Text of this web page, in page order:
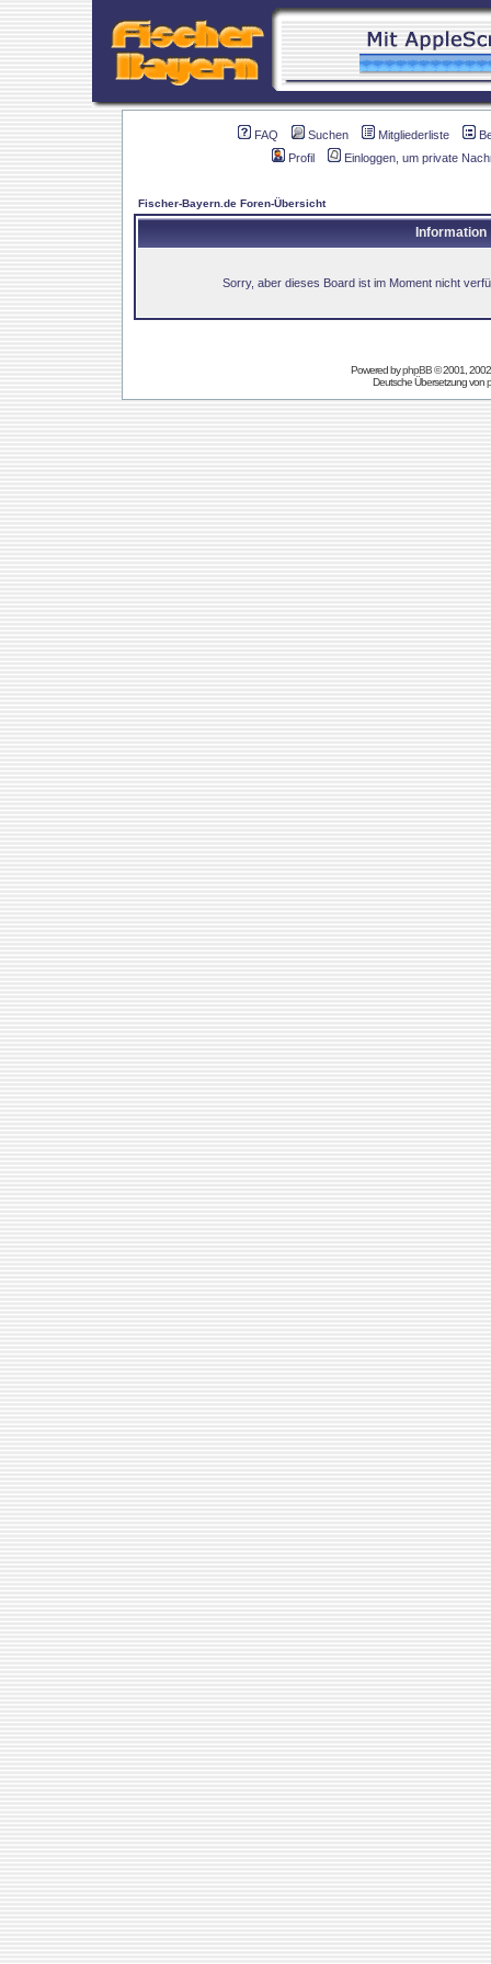
FAQ Suchen Mitgliederliste
Profil
Einloggen, um private
Fischer-Bayern.de Foren-Übersicht
Information
Sorry, aber dieses Board ist im Moment nicht
Powered byphpBB© 2001,
Deutsche Übersetzung von